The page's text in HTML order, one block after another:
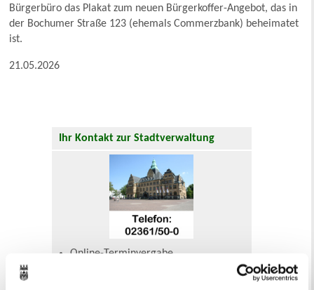
Bürgerbüro das Plakat zum neuen Bürgerkoffer-Angebot, das in
der Bochumer Straße 123 (ehemals Commerzbank) beheimatet
ist.
21.05.2026
Ihr Kontakt zur Stadtverwaltung
Online-Terminvergabe